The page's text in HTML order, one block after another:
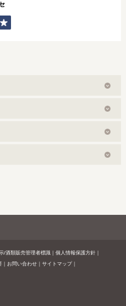
/酒類販売管理者標識
個人情報保護方針
お問い合わせ サイトマップ